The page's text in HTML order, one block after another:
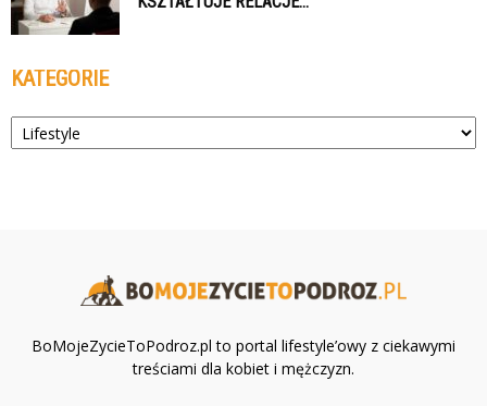
KATEGORIE
Kategorie
BoMojeZycieToPodroz.pl to portal lifestyle’owy z ciekawymi
treściami dla kobiet i mężczyzn.